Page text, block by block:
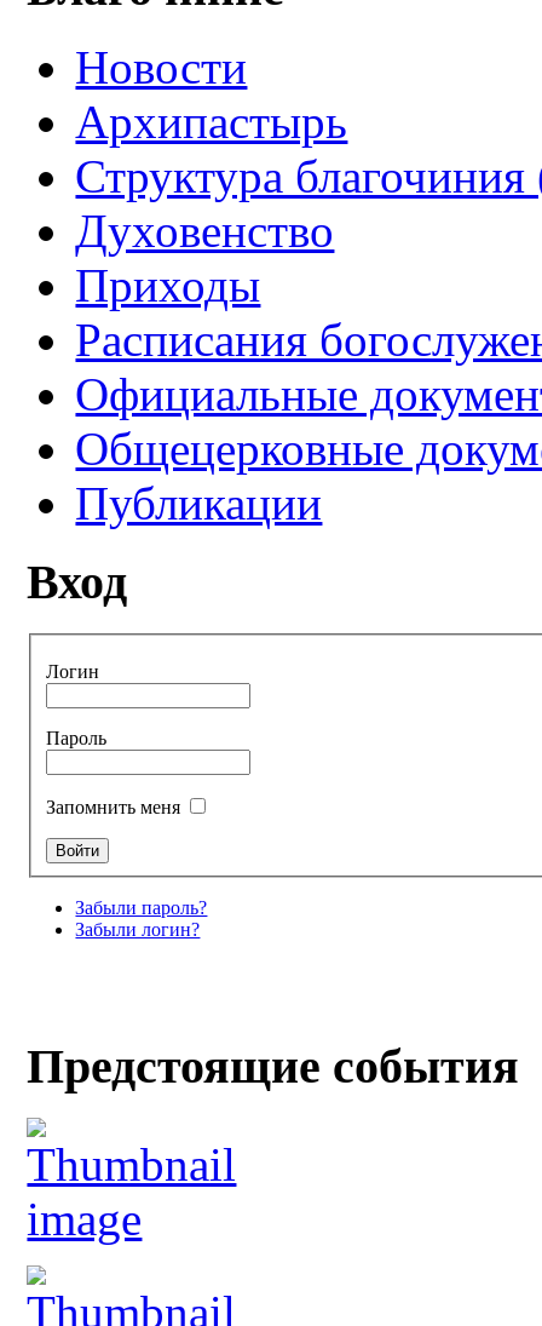
Новости
Архипастырь
Структура
Духовенство
Приходы
Расписания
Официальные
Общецерковные
Публикации
Вход
Логин
Пароль
Запомнить меня
Забыли пароль?
Забыли логин?
Предстоящие события